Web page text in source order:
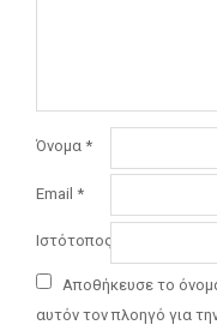
Όνομα *
Email *
Ιστότοπος
Αποθήκευσε το
αυτόν τον πλοηγό για